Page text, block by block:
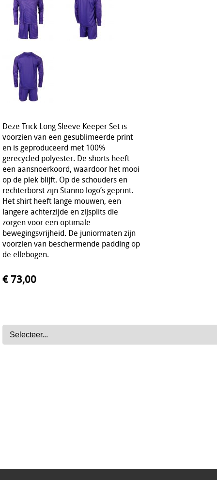
Deze Trick Long Sleeve Keeper Set is
voorzien van een gesublimeerde print
en is geproduceerd met 100%
gerecycled polyester. De shorts heeft
een aansnoerkoord, waardoor het mooi
op de plek blijft. Op de schouders en
rechterborst zijn Stanno logo’s geprint.
Het shirt heeft lange mouwen, een
langere achterzijde en zijsplits die
zorgen voor een optimale
bewegingsvrijheid. De juniormaten zijn
voorzien van beschermende padding op
de ellebogen.
€ 73,00